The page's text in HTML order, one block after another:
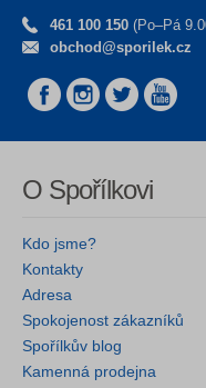
461 100 150 (Po–Pá
obchod@sporilek.cz
O Spořílkovi
Kdo jsme?
Kontakty
Adresa
Spokojenost zákazníků
Spořílkův blog
Kamenná prodejna